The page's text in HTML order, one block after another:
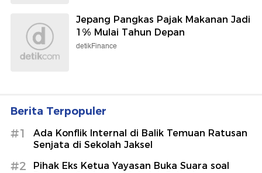
Jepang Pangkas Pajak Makanan Jadi
1% Mulai Tahun Depan
detikFinance
Berita Terpopuler
#1
Ada Konflik Internal di Balik Temuan Ratusan
Senjata di Sekolah Jaksel
#2
Pihak Eks Ketua Yayasan Buka Suara soal